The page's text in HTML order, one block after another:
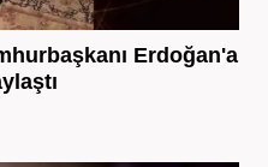
Erdoğan'a